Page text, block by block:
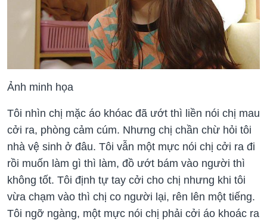
Ảnh minh họa
Tôi nhìn chị mặc áo khóac đã ướt thì liền nói chị mau
cởi ra, phòng cảm cúm. Nhưng chị chần chừ hỏi tôi
nhà vệ sinh ở đâu. Tôi vẫn một mực nói chị cởi ra đi
rồi muốn làm gì thì làm, đồ ướt bám vào người thì
không tốt. Tôi định tự tay cởi cho chị nhưng khi tôi
vừa chạm vào thì chị co người lại, rên lên một tiếng.
Tôi ngỡ ngàng, một mực nói chị phải cởi áo khoác ra